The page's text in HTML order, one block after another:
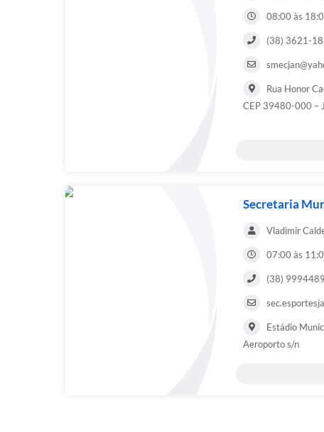
08:00 às
(38) 3621-
Rua Honor
CEP 39480-000 –
Secretaria
Vladimir
07:00 às
(38)
Estádio
Aeroporto s/n